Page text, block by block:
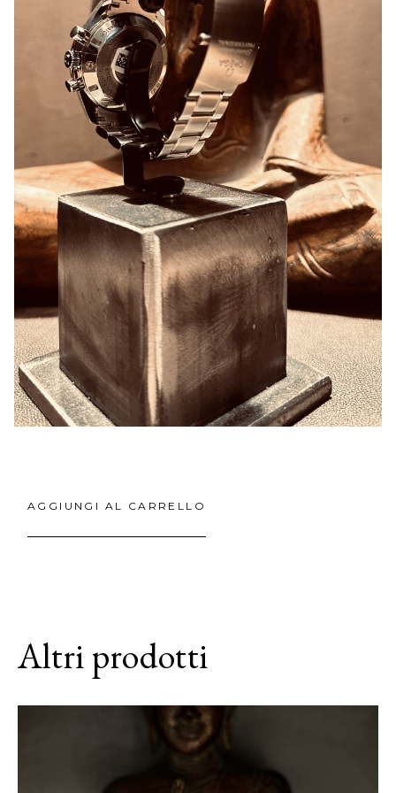
AGGIUNGI AL CARRELLO
Altri prodotti